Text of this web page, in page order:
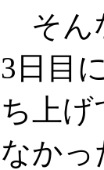
そん
3日目
ち上
なか